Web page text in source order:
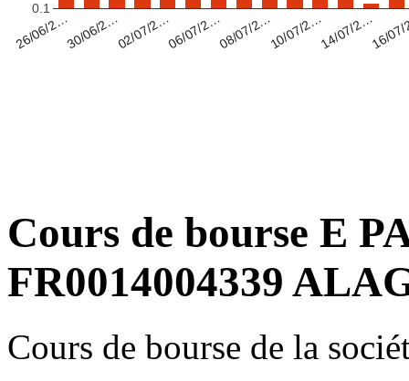
26/06/2…30/06/2…02/07/2…06/07/2…08/07/2…10/07/2…14/07/2…16/
0.1
Cours de bourse E
FR0014004339
Cours de bourse de la